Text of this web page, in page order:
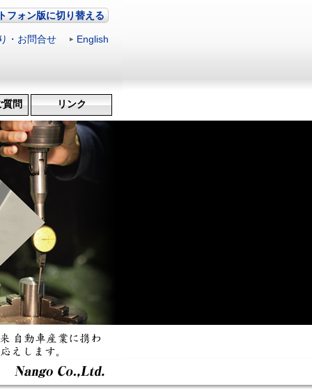
フォン版に切り替える
・お問合せ English
問 リンク